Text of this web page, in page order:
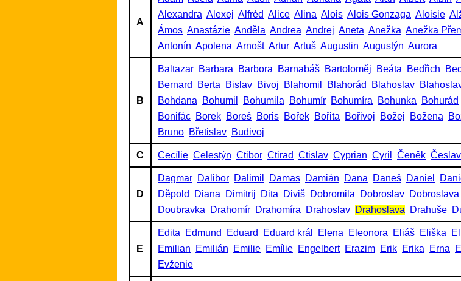
A
Alexandra Alexej Alfréd Alice Alina Alois Alois Gonzaga Aloisie
Ámos Anastázie Anděla Andrea Andrej Aneta Anežka Anežka
Antonín Apolena Arnošt Artur Artuš Augustin Augustýn Aurora
B
Baltazar Barbara Barbora Barnabáš Bartoloměj Beáta Bedřich
Bernard
Berta Bislav Bivoj Blahomil Blahorád Blahoslav
Bohdana
Bohumil Bohumila Bohumír Bohumíra Bohunka Bohurád
Bonifác Borek Boreš Boris Bořek Bořita Bořivoj Božej Božena
Bruno Břetislav Budivoj
C Cecílie Celestýn Ctibor Ctirad Ctislav Cyprian Cyril Čeněk Česlav
D
Dagmar Dalibor Dalimil Damas Damián Dana Daneš Daniel
Děpold
Diana Dimitrij Dita Diviš Dobromila Dobroslav Dobroslava
Doubravka
Drahomír Drahomíra Drahoslav Drahoslava Drahuše
E
Edita Edmund Eduard Eduard král Elena Eleonora Eliáš Eliška
Emilian
Emilián Emilie Emílie Engelbert Erazim Erik Erika Erna
Evženie